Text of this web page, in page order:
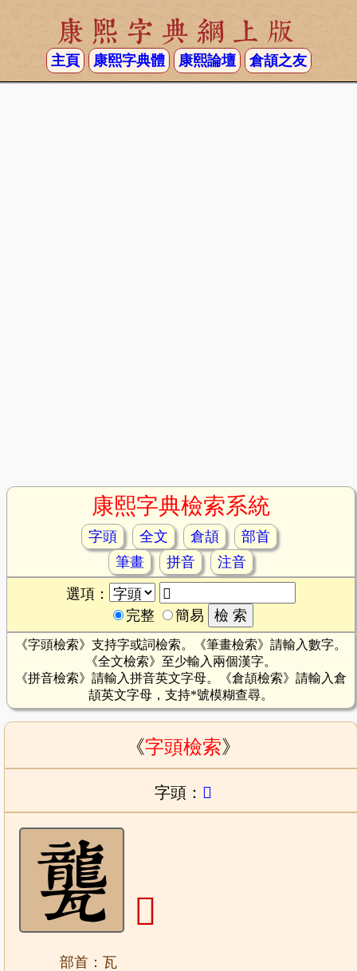
康熙字典網上版
主頁 康熙字典體 康熙論壇 倉頡之友
康熙字典檢索系統
字頭 全文 倉頡
部首
筆畫
拼音
注音
選項：
完整
簡易
《字頭檢索》支持字或詞檢索。《筆畫檢索》請輸入數字。
《全文檢索》至少輸入兩個漢字。
《拼音檢索》請輸入拼音英文字母。《倉頡檢索》請輸入倉
頡英文字母，支持*號模糊查尋。
《字頭檢索》
字頭： 𤮨
𤮨
部首：瓦